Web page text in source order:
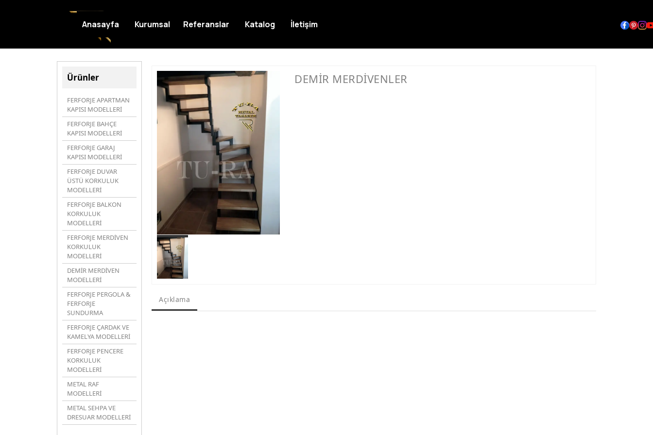
Ürünler
FERFORJE APARTMAN
KAPISI MODELLERİ
FERFORJE BAHÇE
KAPISI MODELLERİ
FERFORJE GARAJ
KAPISI MODELLERİ
FERFORJE DUVAR
ÜSTÜ KORKULUK
MODELLERİ
FERFORJE BALKON
KORKULUK
MODELLERİ
FERFORJE MERDİVEN
KORKULUK
MODELLERİ
DEMİR MERDİVEN
MODELLERİ
FERFORJE PERGOLA &
FERFORJE
SUNDURMA
FERFORJE ÇARDAK VE
KAMELYA MODELLERİ
FERFORJE PENCERE
KORKULUK
MODELLERİ
METAL RAF
MODELLERİ
METAL SEHPA VE
DRESUAR MODELLERİ
DEMİR MERDİVENLER
Açıklama
Anasayfa Kurumsal Referanslar Katalog İletişim